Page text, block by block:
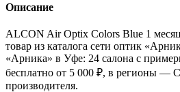
Описание
ALCON Air Optix Colors Blue 1
товар из каталога сети оптик
«Арника» в Уфе: 24 салона с
бесплатно от 5 000 ₽, в регионы —
производителя.